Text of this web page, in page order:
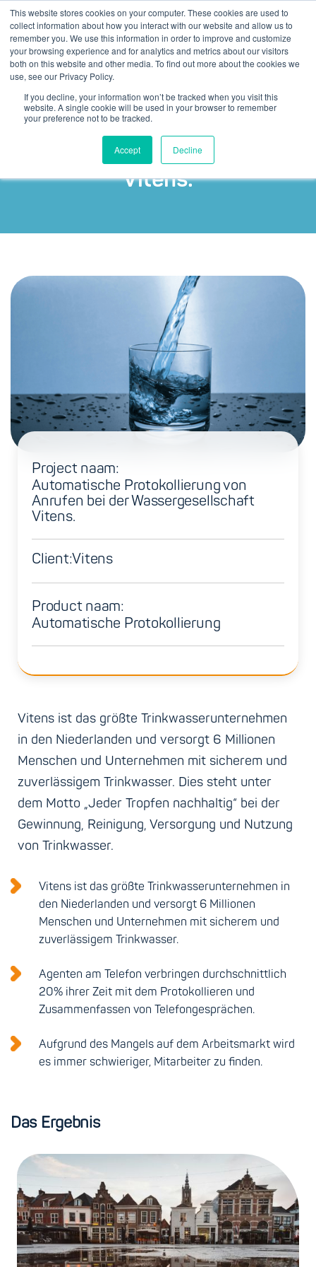
This website stores cookies on your computer. These cookies are used to
collect information about how you interact with our website and allow us to
remember you. We use this information in order to improve and customize
your browsing experience and for analytics and metrics about our visitors
both on this website and other media. To find out more about the cookies we
use, see our Privacy Policy.
If you decline, your information won’t be tracked when you visit this
website. A single cookie will be used in your browser to remember
your preference not to be tracked.
Accept Decline
Automatische
Protokollierung von Anrufen
bei der Wassergesellschaft
Vitens.
Project naam:
Automatische Protokollierung von
Anrufen bei der Wassergesellschaft
Vitens.
Client:Vitens
Product naam:
Automatische Protokollierung
Vitens ist das größte Trinkwasserunternehmen
in den Niederlanden und versorgt 6 Millionen
Menschen und Unternehmen mit sicherem und
zuverlässigem Trinkwasser. Dies steht unter
dem Motto „Jeder Tropfen nachhaltig“ bei der
Gewinnung, Reinigung, Versorgung und Nutzung
von Trinkwasser.
Vitens ist das größte Trinkwasserunternehmen in
den Niederlanden und versorgt 6 Millionen
Menschen und Unternehmen mit sicherem und
zuverlässigem Trinkwasser.
Agenten am Telefon verbringen durchschnittlich
20% ihrer Zeit mit dem Protokollieren und
Zusammenfassen von Telefongesprächen.
Aufgrund des Mangels auf dem Arbeitsmarkt wird
es immer schwieriger, Mitarbeiter zu finden.
Das Ergebnis